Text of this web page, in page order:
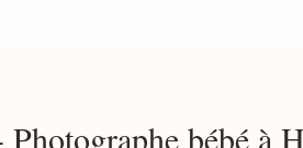
bébé à